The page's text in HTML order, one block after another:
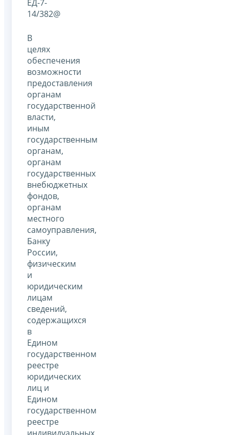
ЕД-7-
14/382@
В
целях
обеспечения
возможности
предоставления
органам
государственной
власти,
иным
государственным
органам,
органам
государственных
внебюджетных
фондов,
органам
местного
самоуправления,
Банку
России,
физическим
и
юридическим
лицам
сведений,
содержащихся
в
Едином
государственном
реестре
юридических
лиц и
Едином
государственном
реестре
индивидуальных